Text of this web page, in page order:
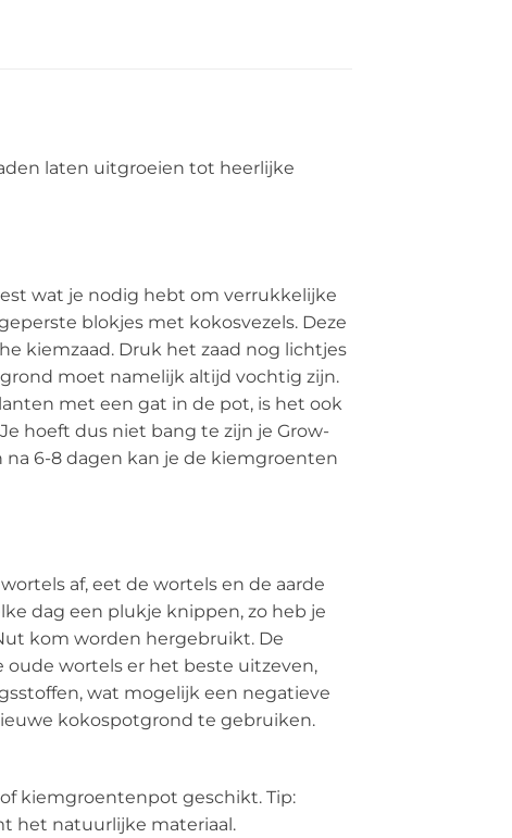
laten uitgroeien tot heerlijke
wat je nodig hebt om verrukkelijke
blokjes met kokosvezels. Deze
kiemzaad. Druk het zaad nog lichtjes
moet namelijk altijd vochtig zijn.
met een gat in de pot, is het ook
hoeft dus niet bang te zijn je Grow-
na 6-8 dagen kan je de kiemgroenten
af, eet de wortels en de aarde
dag een plukje knippen, zo heb je
kom worden hergebruikt. De
wortels er het beste uitzeven,
wat mogelijk een negatieve
kokospotgrond te gebruiken.
kiemgroentenpot geschikt. Tip:
het natuurlijke materiaal.